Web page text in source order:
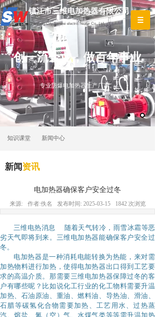
镇江市三维电加热器有限公司
镇江市三维电加热器
Zhenjiang City Sanwei electric heater Co., Ltd.
Moumou Lighting Co., Ltd
专业防爆电加热器生产厂家。
创一流企业，做百年事业
知识课堂 新闻中心
新闻 资讯
电加热器确保客户安全过冬
来源: 作者:佚名 发布时间: 2025-03-15 1842 次浏览
三维电热消息
随着天气转冷，雨雪冰霜等恶
劣天气即将到来。三维电加热器能确保客户安全过
冬。
电加热器是一种消耗电能转换为热能，来对需
加热物料进行加热，使得电加热器出口得到工艺要
求的高温介质。那需要三维电加热器保障过冬的客
户有哪些呢？比如说化工行业的化工物料需要升温
加热、石油原油、重油、燃料油、导热油、滑油、
石腊等碳氢化合物需要加热、工艺用水、过热蒸
汽、熔盐、氮（空）气、水煤气类等等需升温加热